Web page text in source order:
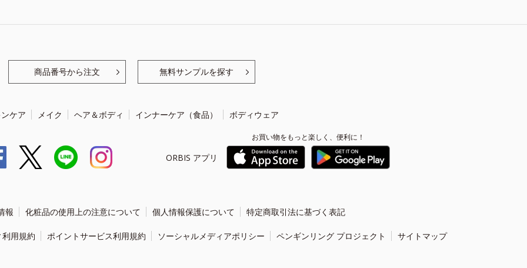
商品番号から注文 無料サンプルを探す
ケア メイク ヘア＆ボディ インナーケア（食品） ボディウェア
ORBIS アプリ
お買い物をもっと楽しく、便利に！
報 化粧品の使用上の注意について 個人情報保護について 特定商取引法に基づく表記
用規約 ポイントサービス利用規約 ソーシャルメディアポリシー ペンギンリング プロジェクト サイトマップ